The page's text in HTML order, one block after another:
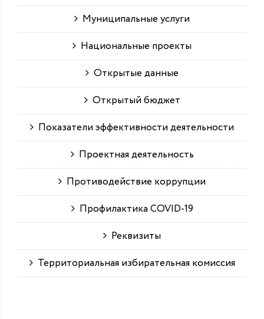
Муниципальные услуги
Национальные проекты
Открытые данные
Открытый бюджет
Показатели эффективности деятельности
Проектная деятельность
Противодействие коррупции
Профилактика COVID-19
Реквизиты
Территориальная избирательная комиссия